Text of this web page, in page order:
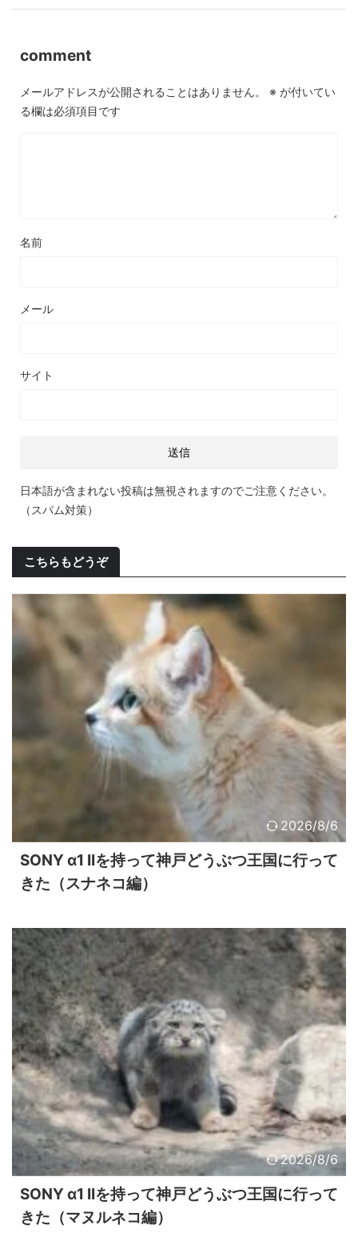
comment
メールアドレスが公開されることはありません。 ※ が付いてい
る欄は必須項目です
名前
メール
サイト
日本語が含まれない投稿は無視されますのでご注意ください。
（スパム対策）
こちらもどうぞ
2026/8/6
SONY α1 IIを持って神戸どうぶつ王国に行って
きた（スナネコ編）
2026/8/6
SONY α1 IIを持って神戸どうぶつ王国に行って
きた（マヌルネコ編）